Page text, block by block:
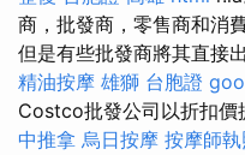
商，批發商，零售商和消
但是有些批發商將其直接
精油按摩 雄獅 台胞證
Costco批發公司以折扣價
中推拿 烏日按摩 按摩師執